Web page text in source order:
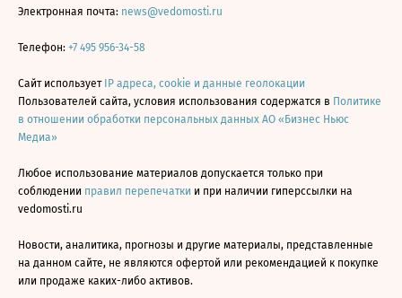
Электронная почта: news@vedomosti.ru
Телефон: +7 495 956-34-58
Сайт использует IP адреса, cookie и данные геолокации
Пользователей сайта, условия использования содержатся в Политике
в отношении обработки персональных данных АО «Бизнес Ньюс
Медиа»
Любое использование материалов допускается только при
соблюдении правил перепечатки и при наличии гиперссылки на
vedomosti.ru
Новости, аналитика, прогнозы и другие материалы, представленные
на данном сайте, не являются офертой или рекомендацией к покупке
или продаже каких-либо активов.